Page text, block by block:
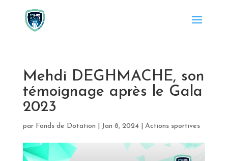
Mehdi DEGHMACHE, son
témoignage après le Gala
2023
par Fonds de Dotation Jan 8, 2024| Actions sportives